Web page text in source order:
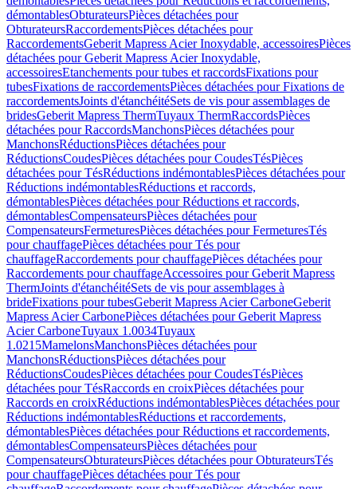
démontablesObturateursPièces détachées pour
ObturateursRaccordementsPièces détachées pour
RaccordementsGeberit Mapress Acier Inoxydable, accessoiresPièces
détachées pour Geberit Mapress Acier Inoxydable,
accessoiresEtanchements pour tubes et raccordsFixations pour
tubesFixations de raccordementsPièces détachées pour Fixations de
raccordementsJoints d'étanchéitéSets de vis pour assemblages de
bridesGeberit Mapress ThermTuyaux ThermRaccordsPièces
détachées pour RaccordsManchonsPièces détachées pour
ManchonsRéductionsPièces détachées pour
RéductionsCoudesPièces détachées pour CoudesTésPièces
détachées pour TésRéductions indémontablesPièces détachées pour
Réductions indémontablesRéductions et raccords,
démontablesPièces détachées pour Réductions et raccords,
démontablesCompensateursPièces détachées pour
CompensateursFermeturesPièces détachées pour FermeturesTés
pour chauffagePièces détachées pour Tés pour
chauffageRaccordements pour chauffagePièces détachées pour
Raccordements pour chauffageAccessoires pour Geberit Mapress
ThermJoints d'étanchéitéSets de vis pour assemblages à
brideFixations pour tubesGeberit Mapress Acier CarboneGeberit
Mapress Acier CarbonePièces détachées pour Geberit Mapress
Acier CarboneTuyaux 1.0034Tuyaux
1.0215MamelonsManchonsPièces détachées pour
ManchonsRéductionsPièces détachées pour
RéductionsCoudesPièces détachées pour CoudesTésPièces
détachées pour TésRaccords en croixPièces détachées pour
Raccords en croixRéductions indémontablesPièces détachées pour
Réductions indémontablesRéductions et raccordements,
démontablesPièces détachées pour Réductions et raccordements,
démontablesCompensateursPièces détachées pour
CompensateursObturateursPièces détachées pour ObturateursTés
pour chauffagePièces détachées pour Tés pour